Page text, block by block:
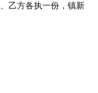
乙方各执一份，镇新